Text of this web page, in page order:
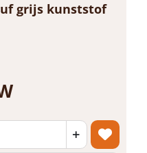
grijs kunststof
+